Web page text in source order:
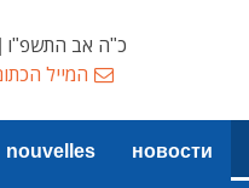
כ"ה אב התשפ"ו | שבת, 08
המייל
новости
nouvelles